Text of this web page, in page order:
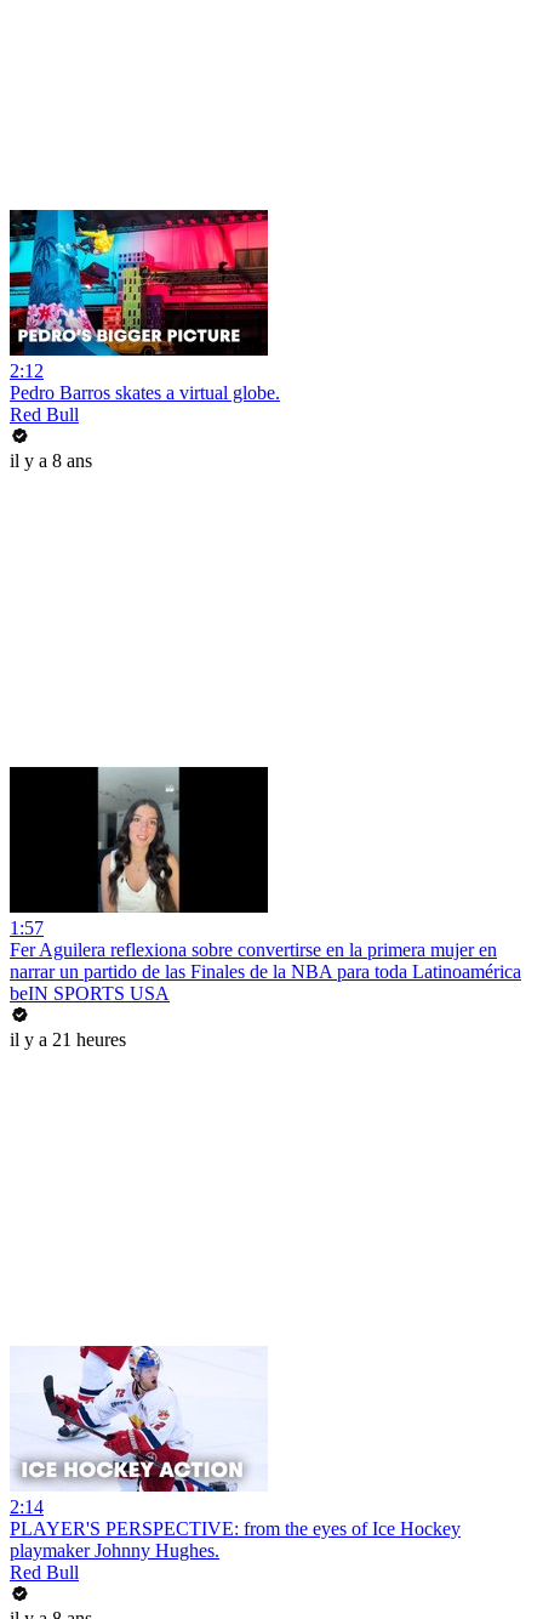
2:12
Pedro Barros skates a virtual globe.
Red Bull
il y a 8 ans
1:57
Fer Aguilera reflexiona sobre convertirse en la primera mujer en
narrar un partido de las Finales de la NBA para toda Latinoamérica
beIN SPORTS USA
il y a 21 heures
2:14
PLAYER'S PERSPECTIVE: from the eyes of Ice Hockey
playmaker Johnny Hughes.
Red Bull